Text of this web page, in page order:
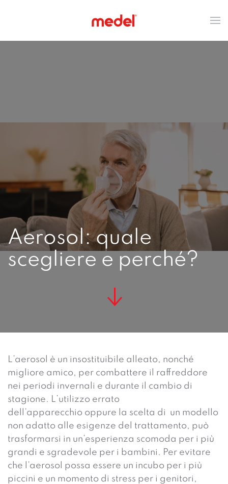
Aerosol: quale
scegliere e perché?
L’aerosol è un insostituibile alleato, nonché
migliore amico, per combattere il raffreddore
nei periodi invernali e durante il cambio di
stagione. L’utilizzo errato
dell’apparecchio oppure la scelta di un modello
non adatto alle esigenze del trattamento, può
trasformarsi in un’esperienza scomoda per i più
grandi e sgradevole per i bambini. Per evitare
che l’aerosol possa essere un incubo per i più
piccini e un momento di stress per i genitori,